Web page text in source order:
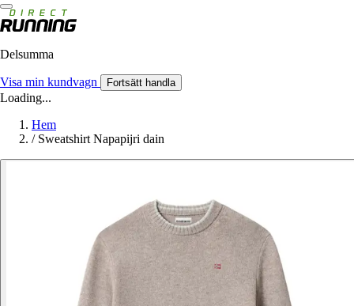
Delsumma
Visa min kundvagn Fortsätt handla
Loading...
Hem
/ Sweatshirt Napapijri dain